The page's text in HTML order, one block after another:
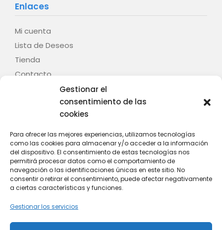
Gestionar el
consentimiento de las
cookies
Para ofrecer las mejores experiencias, utilizamos tecnologías
como las cookies para almacenar y/o acceder a la información
del dispositivo. El consentimiento de estas tecnologías nos
permitirá procesar datos como el comportamiento de
navegación o las identificaciones únicas en este sitio. No
consentir o retirar el consentimiento, puede afectar negativamente
a ciertas características y funciones.
Gestionar los servicios
Enlaces
Mi cuenta
Lista de Deseos
Tienda
Contacto
Términos y condiciones
Política de privacidad
Política de cookies (UE)
Contacto